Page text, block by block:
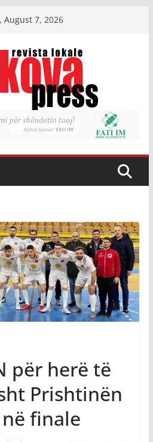
August 7, 2026
për herë të
Prishtinën
finale